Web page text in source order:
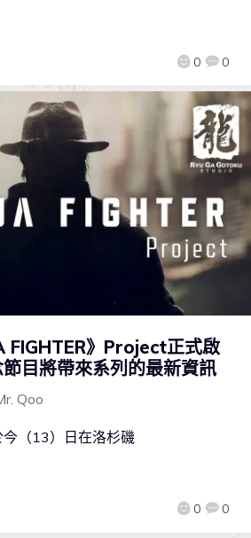
0 0
FIGHTER》Project正式啟
目將帶來系列的最新資訊
Qoo
0 0
（13）日在洛杉磯